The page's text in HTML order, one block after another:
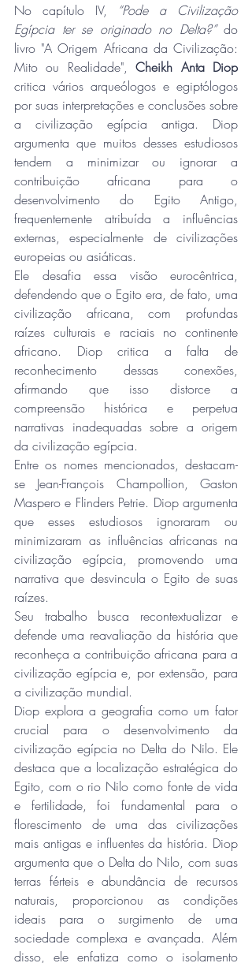
No capítulo IV,
“Pode a Civilização
Egípcia ter se originado no Delta?” do
livro "A Origem Africana da Civilização:
Mito ou Realidade", Cheikh Anta Diop
critica vários arqueólogos e egiptólogos
por suas interpretações e conclusões sobre
a civilização egípcia antiga. Diop
argumenta que muitos desses estudiosos
tendem a minimizar ou ignorar a
contribuição africana para o
desenvolvimento do Egito Antigo,
frequentemente atribuída a influências
externas, especialmente de civilizações
europeias ou asiáticas.
Ele desafia essa visão eurocêntrica,
defendendo que o Egito era, de fato, uma
civilização africana, com profundas
raízes culturais e raciais no continente
africano. Diop critica a falta de
reconhecimento dessas conexões,
afirmando que isso distorce a
compreensão histórica e perpetua
narrativas inadequadas sobre a origem
da civilização egípcia.
Entre os nomes mencionados, destacam-
se Jean-François Champollion, Gaston
Maspero e Flinders Petrie. Diop argumenta
que esses estudiosos ignoraram ou
minimizaram as influências africanas na
civilização egípcia, promovendo uma
narrativa que desvincula o Egito de suas
raízes.
Seu trabalho busca recontextualizar e
defende uma reavaliação da história que
reconheça a contribuição africana para a
civilização egípcia e, por extensão, para
a civilização mundial.
Diop explora a geografia como um fator
crucial para o desenvolvimento da
civilização egípcia no Delta do Nilo. Ele
destaca que a localização estratégica do
Egito, com o rio Nilo como fonte de vida
e fertilidade, foi fundamental para o
florescimento de uma das civilizações
mais antigas e influentes da história. Diop
argumenta que o Delta do Nilo, com suas
terras férteis e abundância de recursos
naturais, proporcionou as condições
ideais para o surgimento de uma
sociedade complexa e avançada. Além
disso, ele enfatiza como o isolamento